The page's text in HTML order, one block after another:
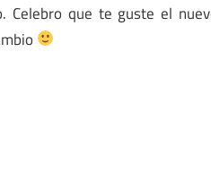
Celebro que te guste el